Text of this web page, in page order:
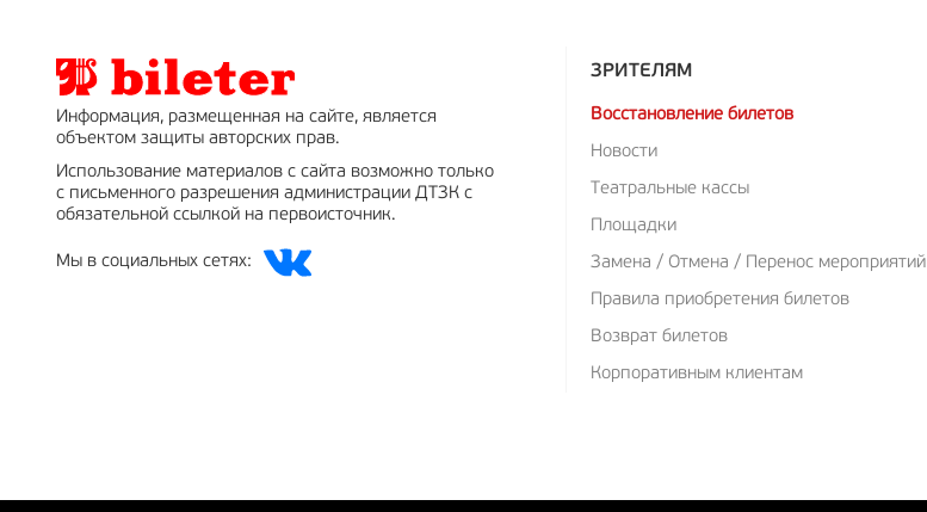
Информация, размещенная на сайте, является
объектом защиты авторских прав.
Использование материалов с сайта возможно только
с письменного разрешения администрации ДТЗК с
обязательной ссылкой на первоисточник.
Мы в социальных сетях:
ЗРИТЕЛЯМ
Восстановление билетов
Новости
Театральные кассы
Площадки
Замена / Отмена / Перенос мероприятий
Правила приобретения билетов
Возврат билетов
Корпоративным клиентам